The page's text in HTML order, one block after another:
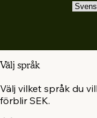
Välj språk
Välj vilket språk du
förblir SEK.